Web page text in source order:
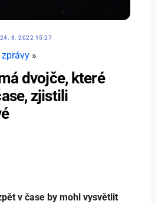
24. 3. 2022 15:27
»
dvojče, které
zjistili
v čase by mohl vysvětlit